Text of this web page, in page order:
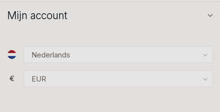
Mijn account
€